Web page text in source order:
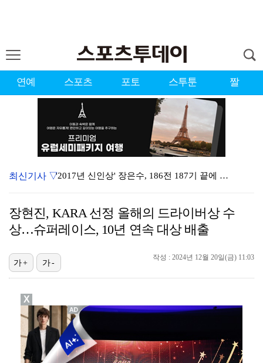
연예 스포츠 포토 스투툰 짤
'2017년 신인상' 장은수, 186전 187기 끝에 …
[ST포토] 장은수, 2026 KLPGA WINNER
'결혼의 완성' 남궁민→이설, 굿바이 인사 "마지막까지…
스윙스, 배우 도전하더니 마동석과 투샷 "마침내 만났다…
[ST포토] 장은수, KLPGA 첫 우승
최신기사 ▽
장현진, KARA 선정 올해의 드라이버상 수
상…슈퍼레이스, 10년 연속 대상 배출
작성 : 2024년 12월 20일(금) 11:03
가+ 가-
X